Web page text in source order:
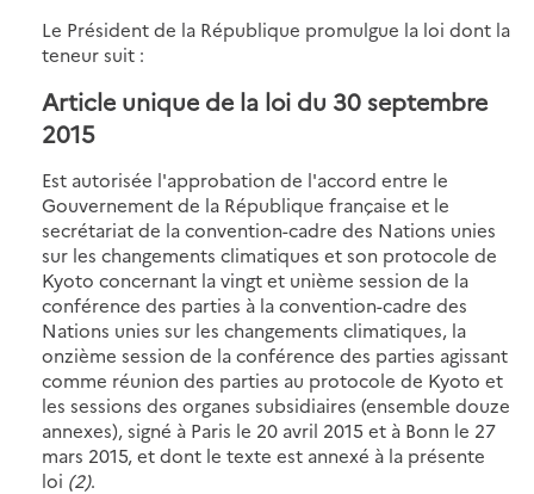
Le Président de la République promulgue la loi dont la
teneur suit :
Article unique de la loi du 30 septembre
2015
Est autorisée l'approbation de l'accord entre le
Gouvernement de la République française et le
secrétariat de la convention-cadre des Nations unies
sur les changements climatiques et son protocole de
Kyoto concernant la vingt et unième session de la
conférence des parties à la convention-cadre des
Nations unies sur les changements climatiques, la
onzième session de la conférence des parties agissant
comme réunion des parties au protocole de Kyoto et
les sessions des organes subsidiaires (ensemble douze
annexes), signé à Paris le 20 avril 2015 et à Bonn le 27
mars 2015, et dont le texte est annexé à la présente
loi (2).